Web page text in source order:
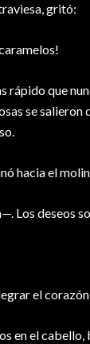
gritó:
rápido que
se
hacia el
Los deseos
el
en el